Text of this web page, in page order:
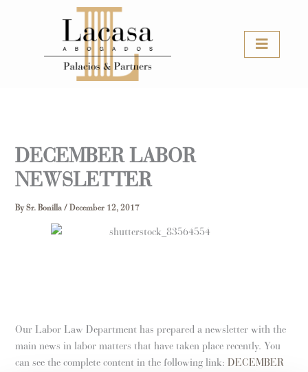
DECEMBER LABOR
NEWSLETTER
BySr. Bonilla/December 12, 2017
Our Labor Law Department has prepared a newsletter with the
main news in labor matters that have taken place recently. You
can see the complete content in the following link:DECEMBER